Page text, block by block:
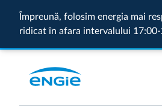
Împreună, folosim energia mai
ridicat în afara intervalului 17:00-